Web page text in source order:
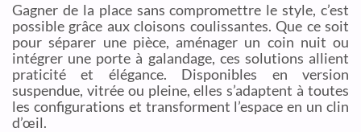
Gagner de la place sans compromettre le style, c’est
possible grâce aux cloisons coulissantes. Que ce soit
pour séparer une pièce, aménager un coin nuit ou
intégrer une porte à galandage, ces solutions allient
praticité et élégance. Disponibles en version
suspendue, vitrée ou pleine, elles s’adaptent à toutes
les configurations et transforment l’espace en un clin
d’œil.